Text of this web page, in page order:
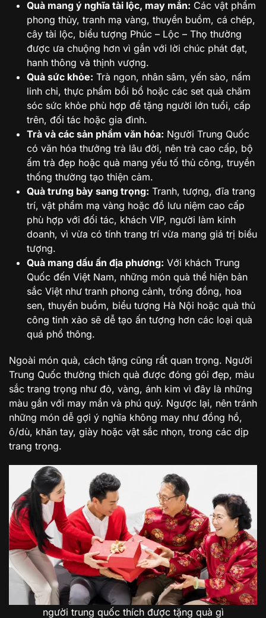
Quà mang ý nghĩa tài lộc, may mắn: Các vật phẩm
phong thủy, tranh mạ vàng, thuyền buồm, cá chép,
cây tài lộc, biểu tượng Phúc – Lộc – Thọ thường
được ưa chuộng hơn vì gắn với lời chúc phát đạt,
hanh thông và thịnh vượng.
Quà sức khỏe: Trà ngon, nhân sâm, yến sào, nấm
linh chi, thực phẩm bồi bổ hoặc các set quà chăm
sóc sức khỏe phù hợp để tặng người lớn tuổi, cấp
trên, đối tác hoặc gia đình.
Trà và các sản phẩm văn hóa: Người Trung Quốc
có văn hóa thưởng trà lâu đời, nên trà cao cấp, bộ
ấm trà đẹp hoặc quà mang yếu tố thủ công, truyền
thống thường tạo thiện cảm.
Quà trưng bày sang trọng: Tranh, tượng, đĩa trang
trí, vật phẩm mạ vàng hoặc đồ lưu niệm cao cấp
phù hợp với đối tác, khách VIP, người làm kinh
doanh, vì vừa có tính trang trí vừa mang giá trị biểu
tượng.
Quà mang dấu ấn địa phương: Với khách Trung
Quốc đến Việt Nam, những món quà thể hiện bản
sắc Việt như tranh phong cảnh, trống đồng, hoa
sen, thuyền buồm, biểu tượng Hà Nội hoặc quà thủ
công tinh xảo sẽ dễ tạo ấn tượng hơn các loại quà
quá phổ thông.
Ngoài món quà, cách tặng cũng rất quan trọng. Người
Trung Quốc thường thích quà được đóng gói đẹp, màu
sắc trang trọng như đỏ, vàng, ánh kim vì đây là những
màu gắn với may mắn và phú quý. Ngược lại, nên tránh
những món dễ gợi ý nghĩa không may như đồng hồ,
ô/dù, khăn tay, giày hoặc vật sắc nhọn, trong các dịp
trang trọng.
người trung quốc thích được tặng quà gì